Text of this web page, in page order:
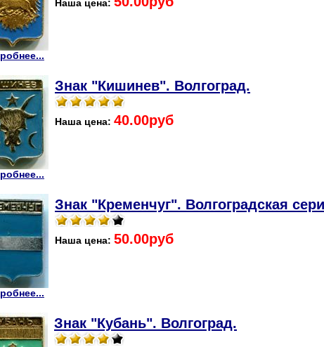
Наша цена:
Знак "Кишинев". Волгоград.
Наша цена: 40.00руб
Знак "Кременчуг". Волгоградская
Наша цена: 50.00руб
Знак "Кубань". Волгоград.